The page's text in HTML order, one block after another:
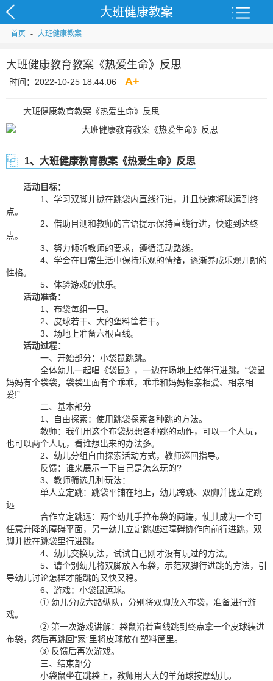
大班健康教案
首页 - 大班健康教案
大班健康教育教案《热爱生命》反思
时间：2022-10-25 18:44:06 A+
大班健康教育教案《热爱生命》反思
1、大班健康教育教案《热爱生命》反思
活动目标：
1、学习双脚并拢在跳袋内直线行进，并且快速将球运到终
点。
2、借助目测和教师的言语提示保持直线行进，快速到达终
点。
3、努力倾听教师的要求，遵循活动路线。
4、学会在日常生活中保持乐观的情绪，逐渐养成乐观开朗的
性格。
5、体验游戏的快乐。
活动准备：
1、布袋每组一只。
2、皮球若干、大的塑料筐若干。
3、场地上准备六根直线。
活动过程：
一、开始部分：小袋鼠跳跳。
全体幼儿一起唱《袋鼠》，一边在场地上结伴行进跳。“袋鼠
妈妈有个袋袋，袋袋里面有个乖乖，乖乖和妈妈相亲相爱、相亲相
爱!”
二、基本部分
1、自由探索：使用跳袋探索各种跳的方法。
教师：我们用这个布袋想想各种跳的动作，可以一个人玩，
也可以两个人玩，看谁想出来的办法多。
2、幼儿分组自由探索活动方式，教师巡回指导。
反馈：谁来展示一下自己是怎么玩的?
3、教师筛选几种玩法：
单人立定跳：跳袋平铺在地上，幼儿跨跳、双脚并拢立定跳
远
合作立定跳远：两个幼儿手拉布袋的两端，使其成为一个可
任意升降的障碍平面，另一幼儿立定跳越过障碍协作向前行进跳，双
脚并拢在跳袋里行进跳。
4、幼儿交换玩法，试试自己刚才没有玩过的方法。
5、请个别幼儿将双脚放入布袋，示范双脚行进跳的方法，引
导幼儿讨论怎样才能跳的又快又稳。
6、游戏：小袋鼠运球。
① 幼儿分成六路纵队，分别将双脚放入布袋，准备进行游
戏。
② 第一次游戏讲解：袋鼠沿着直线跳到终点拿一个皮球装进
布袋，然后再跳回“家”里将皮球放在塑料筐里。
③ 反馈后再次游戏。
三、结束部分
小袋鼠坐在跳袋上，教师用大大的羊角球按摩幼儿。